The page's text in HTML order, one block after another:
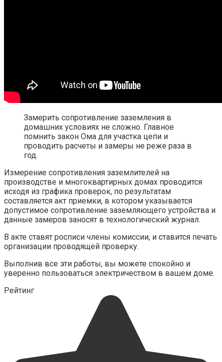
Замерить сопротивление заземления в
домашних условиях не сложно. Главное
помнить закон Ома для участка цепи и
проводить расчеты и замеры не реже раза в
год.
Измерение сопротивления заземлителей на
производстве и многоквартирных домах проводится
исходя из графика проверок, по результатам
составляется акт приемки, в котором указывается
допустимое сопротивление заземляющего устройства и
данные замеров заносят в технологический журнал.
В акте ставят росписи члены комиссии, и ставится печать
организации проводящей проверку.
Выполнив все эти работы, вы можете спокойно и
уверенно пользоваться электричеством в вашем доме.
Рейтинг